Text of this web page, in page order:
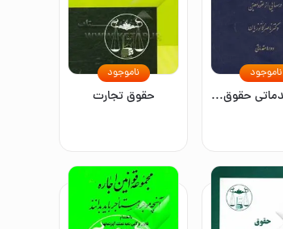
دوره مقدماتی حقوق مدنی 2: درسهایی از عقود معین برای دانشجویان دوره کارشناسی: ودیعه، عاریه، وکالت، ضمان، حواله، کفالت، رهن
ناموجود
حقوق تجارت
ناموجود